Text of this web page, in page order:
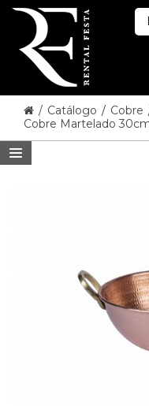
/ Catálogo / Cobre
Cobre Martelado